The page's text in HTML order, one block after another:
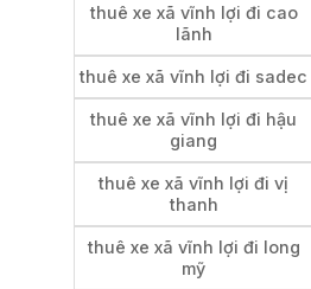
thuê xe xã vĩnh lợi đi cao
lãnh
thuê xe xã vĩnh lợi đi sadec
thuê xe xã vĩnh lợi đi hậu
giang
thuê xe xã vĩnh lợi đi vị
thanh
thuê xe xã vĩnh lợi đi long
mỹ